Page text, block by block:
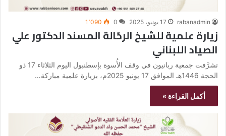
rabanadmin 17 يونيو، 2025 0 1٬090
زيارة علمية للشيخ الرحّالة المسند الدكتور علي
الصياد اللبناني
تشرَّفت جمعية ربانيون في وقف الأُسوة بإسطنبول اليوم الثلاثاء 17 ذو
الحجة 1446هـ الموافق 17 يونيو 2025م، بزيارة علمية مباركة…
أكمل القراءة »